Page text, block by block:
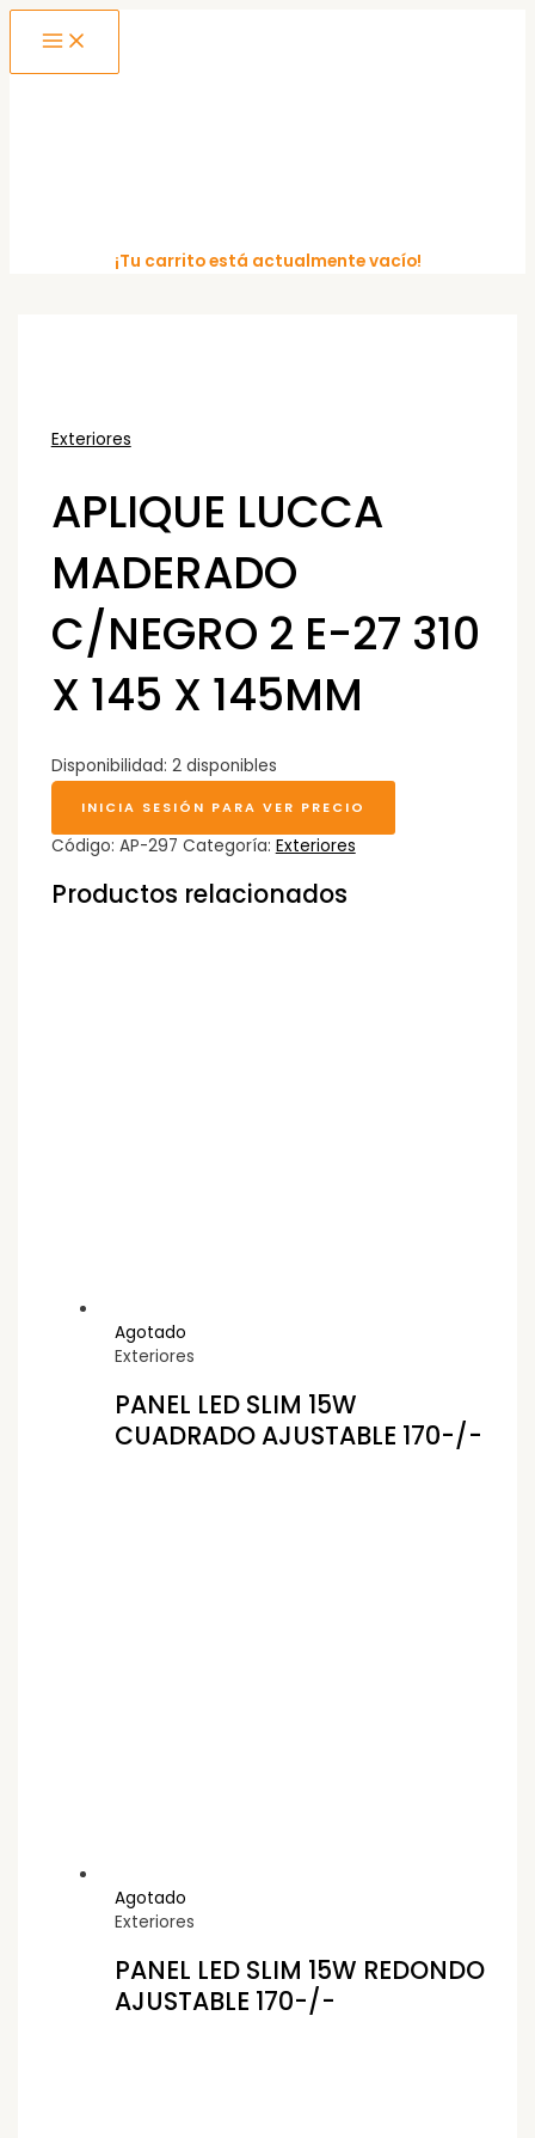
Ir
MENU
¡Tu carrito está actualmente vacío!
Exteriores
APLIQUE LUCCA
MADERADO
C/NEGRO 2 E-27 310
X 145 X 145MM
Disponibilidad: 2 disponibles
INICIA SESIÓN PARA VER PRECIO
Código: AP-297 Categoría: Exteriores
Productos relacionados
Agotado
Exteriores
PANEL LED SLIM 15W
CUADRADO AJUSTABLE 170-/-
Agotado
Exteriores
PANEL LED SLIM 15W REDONDO
AJUSTABLE 170-/-